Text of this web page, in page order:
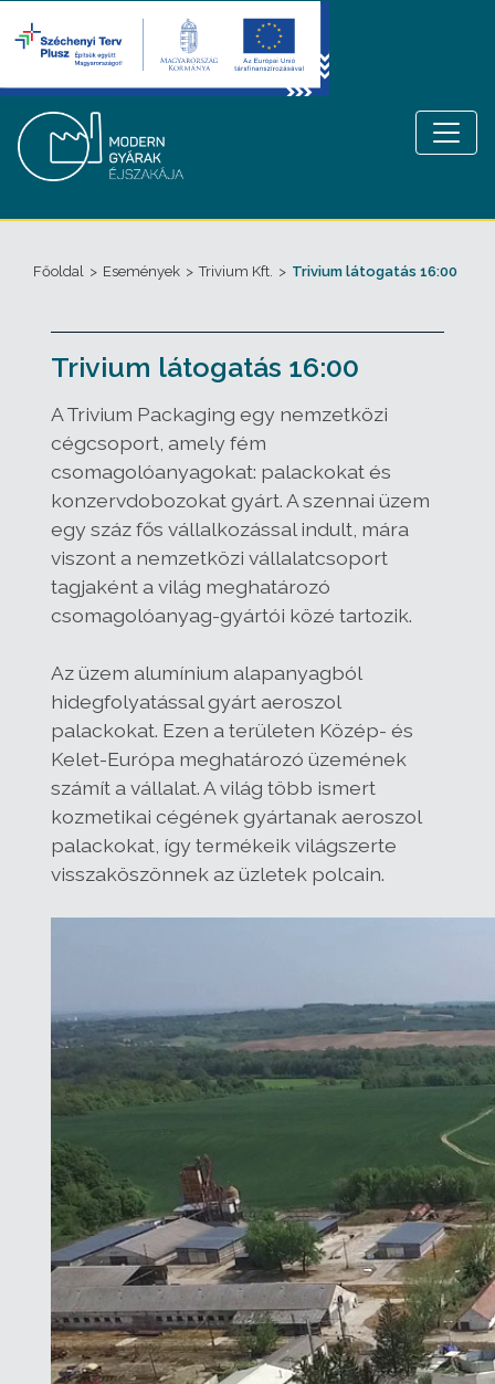
Főoldal > Események > Trivium Kft. > Trivium látogatás 16:00
Trivium látogatás 16:00
A Trivium Packaging egy nemzetközi
cégcsoport, amely fém
csomagolóanyagokat: palackokat és
konzervdobozokat gyárt. A szennai üzem
egy száz fős vállalkozással indult, mára
viszont a nemzetközi vállalatcsoport
tagjaként a világ meghatározó
csomagolóanyag-gyártói közé tartozik.
Az üzem alumínium alapanyagból
hidegfolyatással gyárt aeroszol
palackokat. Ezen a területen Közép- és
Kelet-Európa meghatározó üzemének
számít a vállalat. A világ több ismert
kozmetikai cégének gyártanak aeroszol
palackokat, így termékeik világszerte
visszaköszönnek az üzletek polcain.